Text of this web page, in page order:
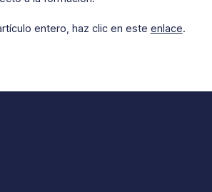
entero, haz clic en este enlace.